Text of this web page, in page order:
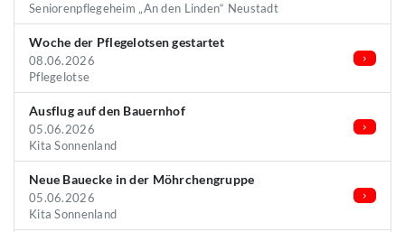
Seniorenpflegeheim „An den Linden“ Neustadt
Woche der Pflegelotsen gestartet
08.06.2026
Pflegelotse
Ausflug auf den Bauernhof
05.06.2026
Kita Sonnenland
Neue Bauecke in der Möhrchengruppe
05.06.2026
Kita Sonnenland